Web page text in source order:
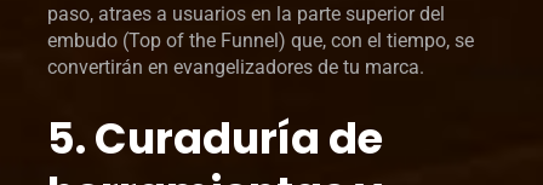
paso, atraes a usuarios en la parte superior del
embudo (Top of the Funnel) que, con el tiempo, se
convertirán en evangelizadores de tu marca.
5. Curaduría de